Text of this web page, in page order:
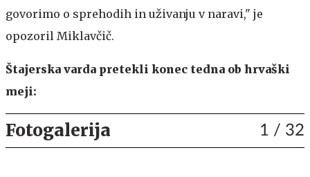
govorimo o sprehodih in uživanju v naravi," je
opozoril Miklavčič.
Štajerska varda pretekli konec tedna ob hrvaški
meji:
Fotogalerija 1 / 32